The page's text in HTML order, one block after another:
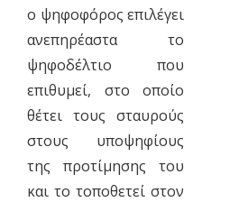
ο ψηφοφόρος επιλέγει
ανεπηρέαστα το
ψηφοδέλτιο που
επιθυμεί, στο οποίο
θέτει τους σταυρούς
στους υποψηφίους
της προτίμησης του
και το τοποθετεί στον